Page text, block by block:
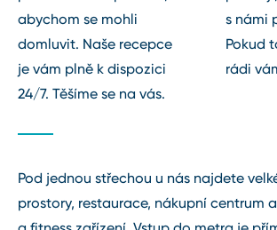
abychom se mohli
domluvit. Naše recepce
je vám plně k dispozici
24/7. Těšíme se na vás.
s námi
Pokud
rádi
Pod jednou střechou u nás najdete
prostory, restaurace, nákupní centrum